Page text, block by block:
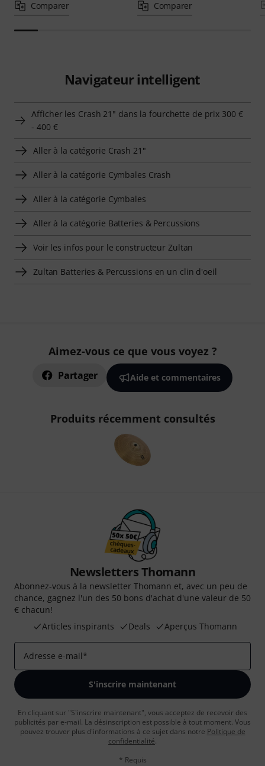
Comparer Comparer
Navigateur intelligent
Afficher les Crash 21" dans la fourchette de prix 300 €
- 400 €
Aller à la catégorie Crash 21"
Aller à la catégorie Cymbales Crash
Aller à la catégorie Cymbales
Aller à la catégorie Batteries & Percussions
Voir les infos pour le constructeur Zultan
Zultan Batteries & Percussions en un clin d'oeil
Aimez-vous ce que vous voyez ?
Partager Aide et commentaires
Produits récemment consultés
Newsletters Thomann
Abonnez-vous à la newsletter Thomann et, avec un peu de
chance, gagnez l'un des 50 bons d'achat d'une valeur de 50
€ chacun!
Articles inspirants
Deals Aperçus Thomann
Adresse e-mail*
S'inscrire maintenant
En cliquant sur "S'inscrire maintenant", vous acceptez de recevoir des
publicités par e-mail. La désinscription est possible à tout moment. Vous
pouvez trouver plus d'informations à ce sujet dans notre Politique de
confidentialité.
* Requis